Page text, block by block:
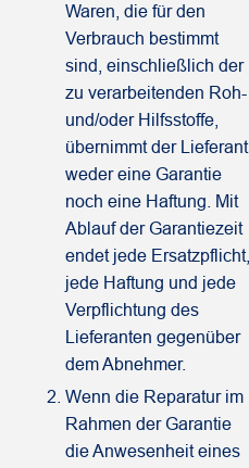
Waren, die für den
Verbrauch bestimmt
sind, einschließlich der
zu verarbeitenden Roh-
und/oder Hilfsstoffe,
übernimmt der Lieferant
weder eine Garantie
noch eine Haftung. Mit
Ablauf der Garantiezeit
endet jede Ersatzpflicht,
jede Haftung und jede
Verpflichtung des
Lieferanten gegenüber
dem Abnehmer.
Wenn die Reparatur im
Rahmen der Garantie
die Anwesenheit eines